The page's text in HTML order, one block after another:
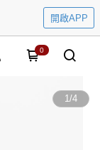
開啟APP
0
1/4